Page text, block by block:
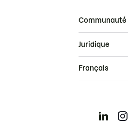
Communauté
Juridique
Français